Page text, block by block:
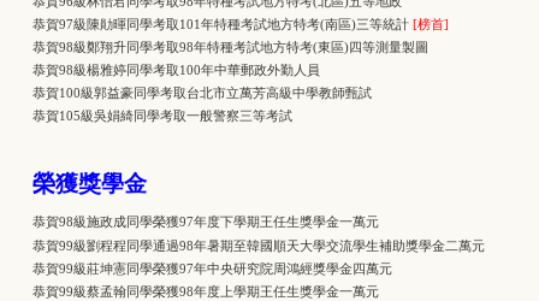
恭賀97級陳勛暉同學考取101年特種考試地方特考(南區)三等統計 [榜首]
恭賀98級鄭翔升同學考取98年特種考試地方特考(東區)四等測量製圖
恭賀98級楊雅婷同學考取100年中華郵政外勤人員
恭賀100級郭益豪同學考取台北市立萬芳高級中學教師甄試
恭賀105級吳娟綺同學考取一般警察三等考試
榮獲獎學金
恭賀98級施政成同學榮獲97年度下學期王任生獎學金一萬元
恭賀99級劉程程同學通過98年暑期至韓國順天大學交流學生補助獎學金二萬元
恭賀99級莊坤憲同學榮獲97年中央研究院周鴻經獎學金四萬元
恭賀99級蔡孟翰同學榮獲98年度上學期王任生獎學金一萬元